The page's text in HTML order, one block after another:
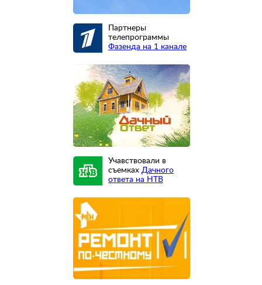
Партнеры
телепрограммы
Фазенда на 1 канале
Учавствовали в
съемках Дачного
ответа на НТВ